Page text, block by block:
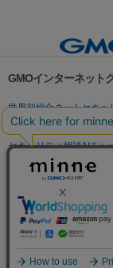
GMOインターネット
世界初総合ネットセキュ
パスワード漏洩診断
セキュリティ相談AIチャ
実在証明・盗聴対策
サイバー攻撃対策（GMO
セキュリティ事業の軌跡